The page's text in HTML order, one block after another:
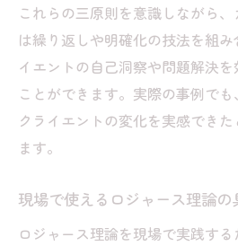
これらの三原則を意識しながら
は繰り返しや明確化の技法を組
イエントの自己洞察や問題解決
ことができます。実際の事例で
クライエントの変化を実感でき
ます。
現場で使えるロジャース理論の
ロジャース理論を現場で実践す